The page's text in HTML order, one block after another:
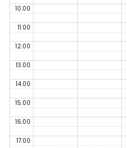
10.00
11.00
12.00
13.00
14.00
15.00
16.00
17.00